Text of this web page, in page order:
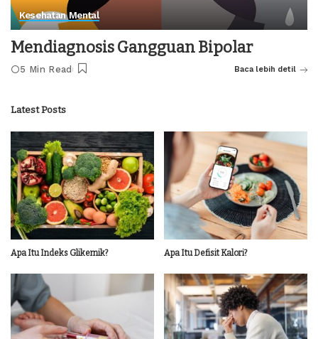
Kesehatan Mental
Mendiagnosis Gangguan Bipolar
5 Min Read Baca lebih detil
Latest Posts
Apa Itu Indeks Glikemik? Apa Itu Defisit Kalori?